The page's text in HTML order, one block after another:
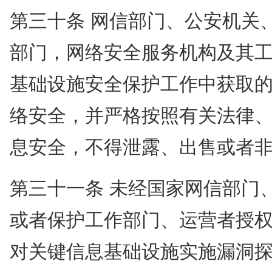
第三十条 网信部门、公安机关
部门，网络安全服务机构及其
基础设施安全保护工作中获取
络安全，并严格按照有关法律
息安全，不得泄露、出售或者
第三十一条 未经国家网信部门
或者保护工作部门、运营者授
对关键信息基础设施实施漏洞